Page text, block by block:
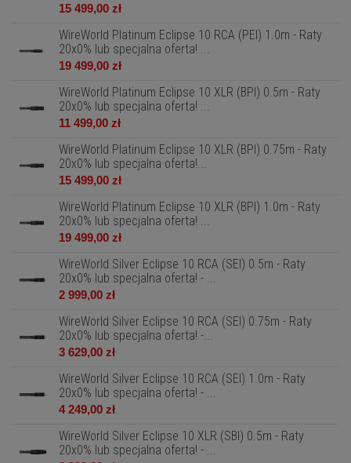
15 499,00 zł
WireWorld Platinum Eclipse 10 RCA (PEI) 1.0m - Raty
20x0% lub specjalna oferta! ...
19 499,00 zł
WireWorld Platinum Eclipse 10 XLR (BPI) 0.5m - Raty
20x0% lub specjalna oferta! ...
11 499,00 zł
WireWorld Platinum Eclipse 10 XLR (BPI) 0.75m - Raty
20x0% lub specjalna oferta!...
15 499,00 zł
WireWorld Platinum Eclipse 10 XLR (BPI) 1.0m - Raty
20x0% lub specjalna oferta! ...
19 499,00 zł
WireWorld Silver Eclipse 10 RCA (SEI) 0.5m - Raty
20x0% lub specjalna oferta! - ...
2 999,00 zł
WireWorld Silver Eclipse 10 RCA (SEI) 0.75m - Raty
20x0% lub specjalna oferta! -...
3 629,00 zł
WireWorld Silver Eclipse 10 RCA (SEI) 1.0m - Raty
20x0% lub specjalna oferta! - ...
4 249,00 zł
WireWorld Silver Eclipse 10 XLR (SBI) 0.5m - Raty
20x0% lub specjalna oferta! - ...